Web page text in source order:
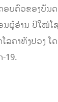
ບຄົວຂອງບັນດ
ານ ປີໃໝ່ໂຊ
ລຄາທັງປວງ ໂ
19.